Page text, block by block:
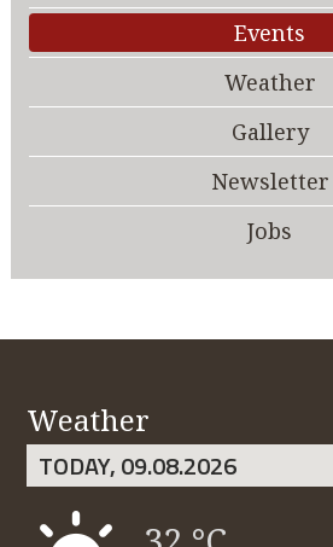
Events
Weather
Gallery
Newsletter
Jobs
Weather
TODAY, 09.08.2026